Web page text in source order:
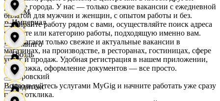
ДОМ
Доминго
Кировский
Империал
Гроздь
Индитекс
районе города. У нас — только свежие вакансии с ежедневной
оплатой для мужчин и женщин, с опытом работы и без.
Выбирайте работу рядом с вами, осуществляйте поиск адреса
на карте или категорию работы, подходящую именно вам.
Предлагаем только свежие и актуальные вакансии в
магазинах, на производстве, в ресторанах, гостиницах, сфере
услуг и продаж. Удобная регистрация в нашем приложении,
поддержка, оформление документов — все просто.
Воспользуйтесь услугами MyGig и начните работать уже сразу
после отклика.